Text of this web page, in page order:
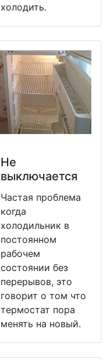
холодить.
Не
выключается
Частая проблема
когда
холодильник в
постоянном
рабочем
состоянии без
перерывов, это
говорит о том что
термостат пора
менять на новый.